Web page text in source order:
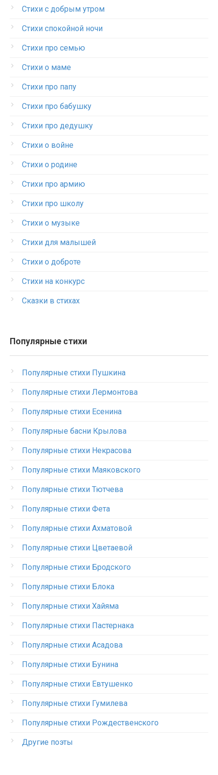
Стихи с добрым утром
Стихи спокойной ночи
Стихи про семью
Стихи о маме
Стихи про папу
Стихи про бабушку
Стихи про дедушку
Стихи о войне
Стихи о родине
Стихи про армию
Стихи про школу
Стихи о музыке
Стихи для малышей
Стихи о доброте
Стихи на конкурс
Сказки в стихах
Популярные стихи
Популярные стихи Пушкина
Популярные стихи Лермонтова
Популярные стихи Есенина
Популярные басни Крылова
Популярные стихи Некрасова
Популярные стихи Маяковского
Популярные стихи Тютчева
Популярные стихи Фета
Популярные стихи Ахматовой
Популярные стихи Цветаевой
Популярные стихи Бродского
Популярные стихи Блока
Популярные стихи Хайяма
Популярные стихи Пастернака
Популярные стихи Асадова
Популярные стихи Бунина
Популярные стихи Евтушенко
Популярные стихи Гумилева
Популярные стихи Рождественского
Другие поэты